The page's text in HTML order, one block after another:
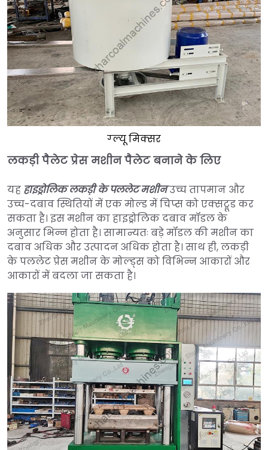
ग्ल्यू मिक्सर
लकड़ी पैलेट प्रेस मशीन पैलेट बनाने के लिए
यह हाइड्रोलिक लकड़ी के पललेट मशीनउच्च तापमान और
उच्च-दबाव स्थितियों में एक मोल्ड में चिप्स को एक्सट्रूड कर
सकता है। इस मशीन का हाइड्रोलिक दबाव मॉडल के
अनुसार भिन्न होता है। सामान्यतः बड़े मॉडल की मशीन का
दबाव अधिक और उत्पादन अधिक होता है। साथ ही, लकड़ी
के पललेट प्रेस मशीन के मोल्ड्स को विभिन्न आकारों और
आकारों में बदला जा सकता है।